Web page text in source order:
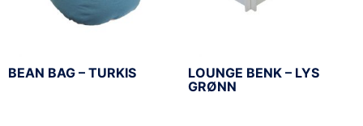
BEAN BAG – TURKIS
LOUNGE BENK – LYS
GRØNN